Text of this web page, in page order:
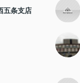
五条支店